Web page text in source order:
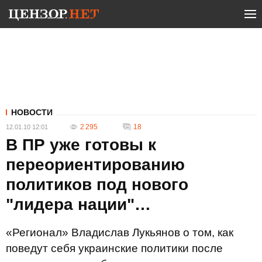
НОВОСТИ
12.01.10 12:01 2 295 18
В ПР уже готовы к
переориентированию
политиков под нового
"лидера нации"…
«Регионал» Владислав Лукьянов о том, как
поведут себя украинские политики после